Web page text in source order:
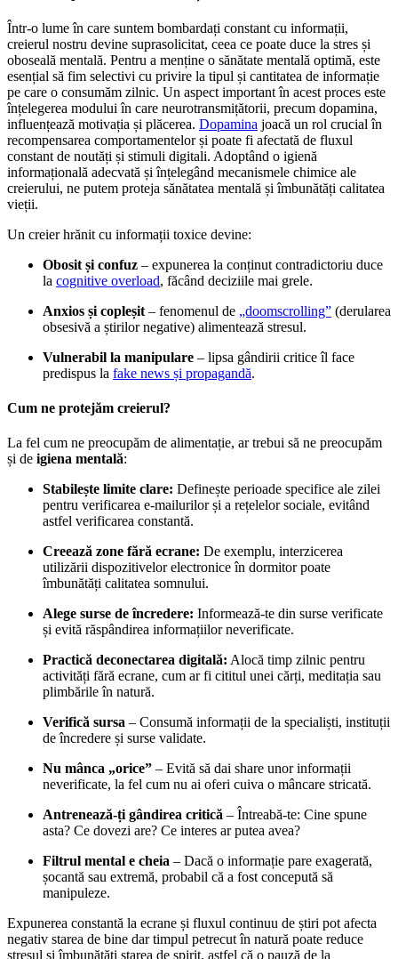
Într-o lume în care suntem bombardați constant cu informații,
creierul nostru devine suprasolicitat, ceea ce poate duce la stres și
oboseală mentală. Pentru a menține o sănătate mentală optimă, este
esențial să fim selectivi cu privire la tipul și cantitatea de informație
pe care o consumăm zilnic. Un aspect important în acest proces este
înțelegerea modului în care neurotransmițătorii, precum dopamina,
influențează motivația și plăcerea. Dopamina joacă un rol crucial în
recompensarea comportamentelor și poate fi afectată de fluxul
constant de noutăți și stimuli digitali. Adoptând o igienă
informațională adecvată și înțelegând mecanismele chimice ale
creierului, ne putem proteja sănătatea mentală și îmbunătăți calitatea
vieții.
Un creier hrănit cu informații toxice devine:
Obosit și confuz – expunerea la conținut contradictoriu duce
la cognitive overload, făcând deciziile mai grele.
Anxios și copleșit – fenomenul de „doomscrolling” (derularea
obsesivă a știrilor negative) alimentează stresul.
Vulnerabil la manipulare – lipsa gândirii critice îl face
predispus la fake news și propagandă.
Cum ne protejăm creierul?
La fel cum ne preocupăm de alimentație, ar trebui să ne preocupăm
și de igiena mentală:
Stabilește limite clare: Definește perioade specifice ale zilei
pentru verificarea e-mailurilor și a rețelelor sociale, evitând
astfel verificarea constantă.
Creează zone fără ecrane: De exemplu, interzicerea
utilizării dispozitivelor electronice în dormitor poate
îmbunătăți calitatea somnului.
Alege surse de încredere: Informează-te din surse verificate
și evită răspândirea informațiilor neverificate.
Practică deconectarea digitală: Alocă timp zilnic pentru
activități fără ecrane, cum ar fi cititul unei cărți, meditația sau
plimbările în natură.
Verifică sursa – Consumă informații de la specialiști, instituții
de încredere și surse validate.
Nu mânca „orice” – Evită să dai share unor informații
neverificate, la fel cum nu ai oferi cuiva o mâncare stricată.
Antrenează-ți gândirea critică – Întreabă-te: Cine spune
asta? Ce dovezi are? Ce interes ar putea avea?
Filtrul mental e cheia – Dacă o informație pare exagerată,
șocantă sau extremă, probabil că a fost concepută să
manipuleze.
Expunerea constantă la ecrane și fluxul continuu de știri pot afecta
negativ starea de bine dar timpul petrecut în natură poate reduce
stresul și îmbunătăți starea de spirit, astfel că o pauză de la